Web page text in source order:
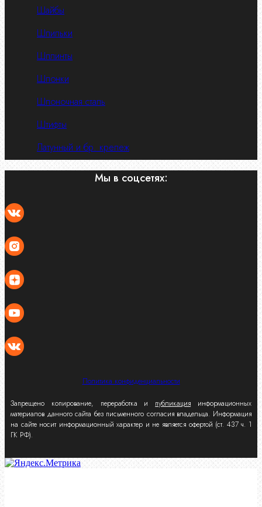
Шайбы
Шпильки
Шплинты
Шпонки
Шпоночная сталь
Штифты
Латунный и бр. крепеж
Мы в соцсетях:
Политика конфиденциальности
Запрещено копирование, переработка и публикация информационных
материалов данного сайта без письменного согласия владельца. Информация
на сайте носит информационный характер и не является офертой (ст. 437 ч. 1
ГК РФ).